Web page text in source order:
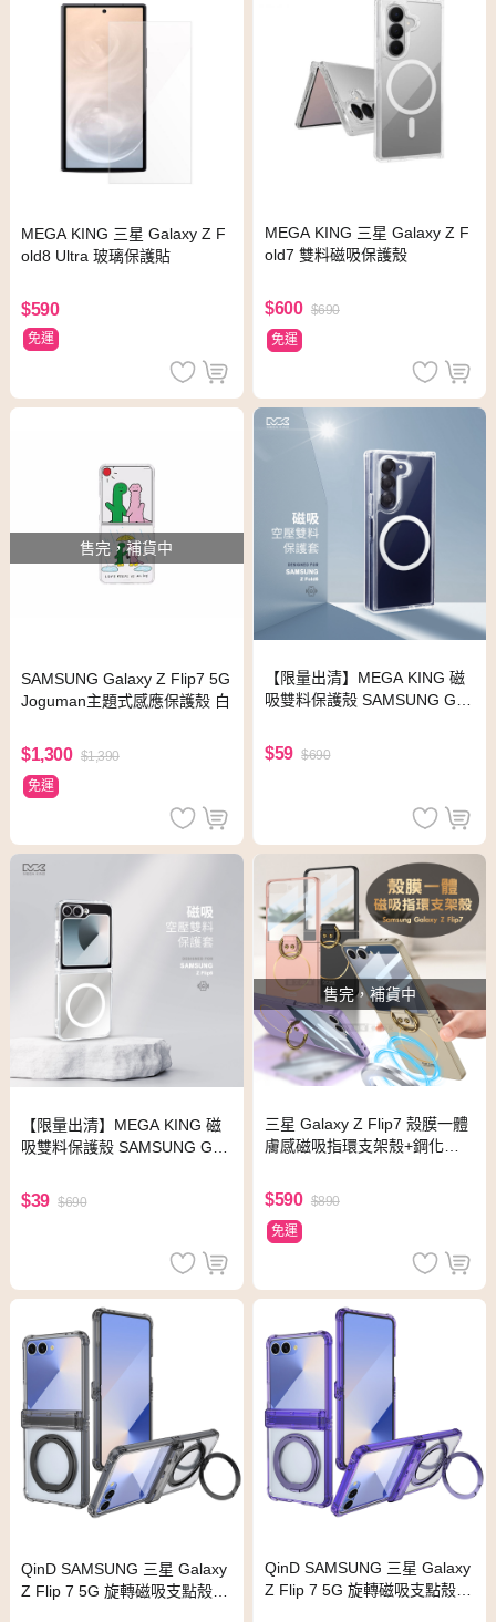
MEGA KING 三星 Galaxy Z F
old8 Ultra 玻璃保護貼
$590
免運
MEGA KING 三星 Galaxy Z F
old7 雙料磁吸保護殼
$600 $690
免運
售完，補貨中
SAMSUNG Galaxy Z Flip7 5G
Joguman主題式感應保護殼 白
$1,300 $1,390
免運
【限量出清】MEGA KING 磁
吸雙料保護殼 SAMSUNG Gal
$59 $690
【限量出清】MEGA KING 磁
吸雙料保護殼 SAMSUNG Gal
$39 $690
售完，補貨中
三星 Galaxy Z Flip7 殼膜一體
膚感磁吸指環支架殼+鋼化膜
$590 $890
免運
QinD SAMSUNG 三星 Galaxy
Z Flip 7 5G 旋轉磁吸支點殼
QinD SAMSUNG 三星 Galaxy
Z Flip 7 5G 旋轉磁吸支點殼